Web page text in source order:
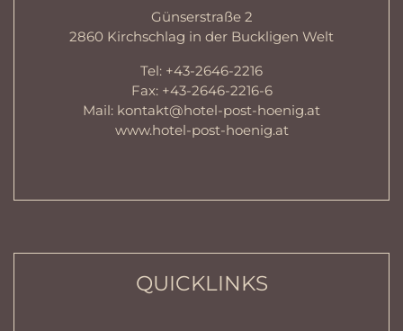
Günserstraße 2
2860 Kirchschlag in der Buckligen Welt
Tel: +43-2646-2216
Fax: +43-2646-2216-6
Mail: kontakt@hotel-post-hoenig.at
www.hotel-post-hoenig.at
QUICKLINKS